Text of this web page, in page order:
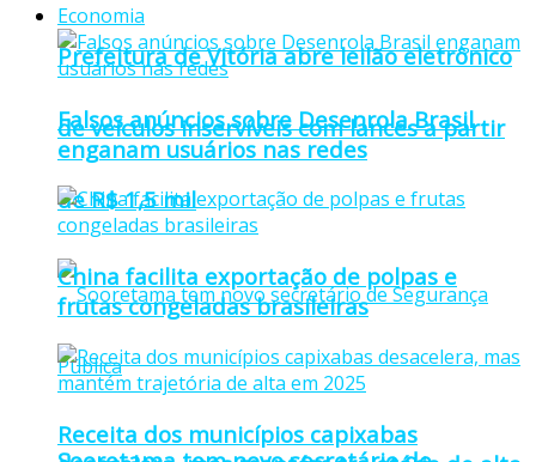
Prefeitura de Vitória abre leilão eletrônico
de veículos inservíveis com lances a partir
de R$ 1,5 mil
Economia
Falsos anúncios sobre Desenrola Brasil
enganam usuários nas redes
China facilita exportação de polpas e
frutas congeladas brasileiras
Receita dos municípios capixabas